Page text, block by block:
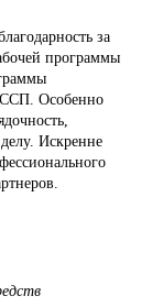
за
программы
Особенно
Искренне